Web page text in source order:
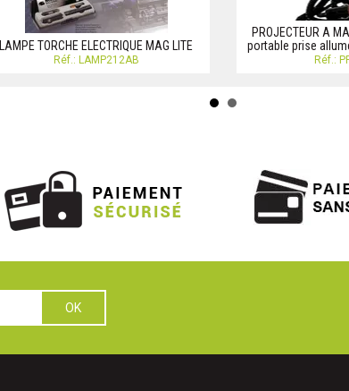
LAMPE TORCHE ELECTRIQUE MAG LITE
Réf.: LAMP212AB
PROJECTEUR A
portable prise
Réf.: